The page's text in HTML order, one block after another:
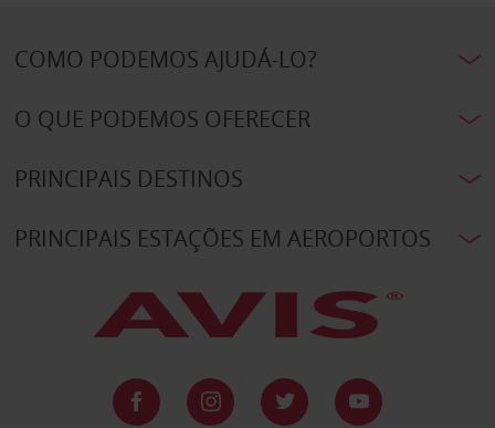
COMO PODEMOS AJUDÁ-LO?
O QUE PODEMOS OFERECER
PRINCIPAIS DESTINOS
PRINCIPAIS ESTAÇÕES EM AEROPORTOS